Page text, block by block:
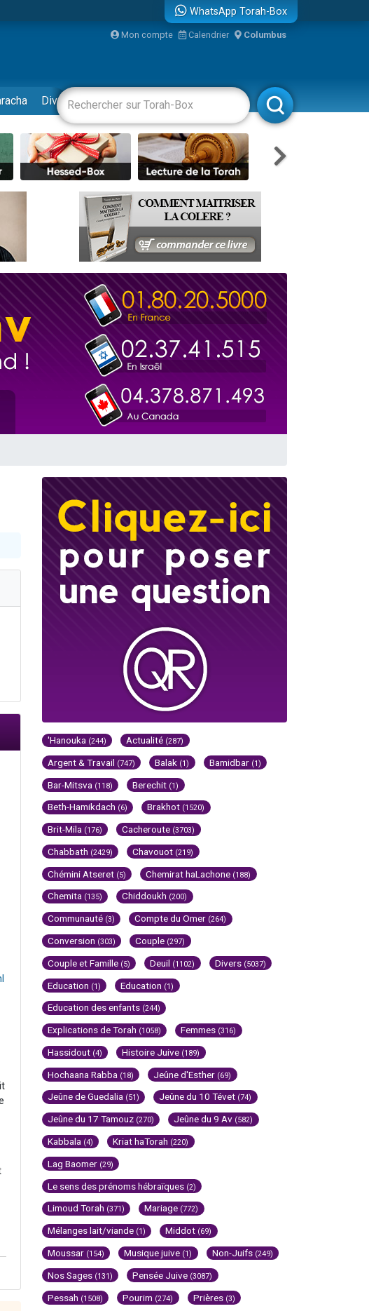
de violences...
Enfants
WhatsApp Torah-Box
Mon compte Calendrier Columbus
Divertissements Livres Rabbanim
'Hanouka (244) Actualité (287)
Argent & Travail (747) Balak (1) Bamidbar (1)
Bar-Mitsva (118) Berechit (1)
Beth-Hamikdach (6) Brakhot (1520)
Brit-Mila (176) Cacheroute (3703)
Chabbath (2429) Chavouot (219)
Chémini Atseret (5) Chemirat haLachone (188)
Chemita (135) Chiddoukh (200)
Communauté (3) Compte du Omer (264)
Conversion (303) Couple (297)
Couple et Famille (5) Deuil (1102) Divers (5037)
Education (1) Education (1)
Education des enfants (244)
Explications de Torah (1058) Femmes (316)
Hassidout (4) Histoire Juive (189)
Hochaana Rabba (18) Jeûne d'Esther (69)
Jeûne de Guedalia (51) Jeûne du 10 Tévet (74)
Jeûne du 17 Tamouz (270) Jeûne du 9 Av (582)
Kabbala (4) Kriat haTorah (220)
Lag Baomer (29)
Le sens des prénoms hébraïques (2)
Limoud Torah (371) Mariage (772)
Mélanges lait/viande (1) Middot (69)
Moussar (154) Musique juive (1) Non-Juifs (249)
Nos Sages (131) Pensée Juive (3087)
Pessah (1508) Pourim (274) Prières (3)